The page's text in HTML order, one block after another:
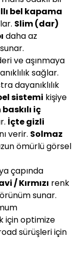
bel kapama
Slim (dar)
daha az
ve aşınmaya
sağlar.
dayanıklılık
sistemi kişiye
iç
İçte gizli
verir. Solmaz
ömürlü görsel
çapında
/ Kırmızı renk
sunar.
için optimize
sürüşleri için